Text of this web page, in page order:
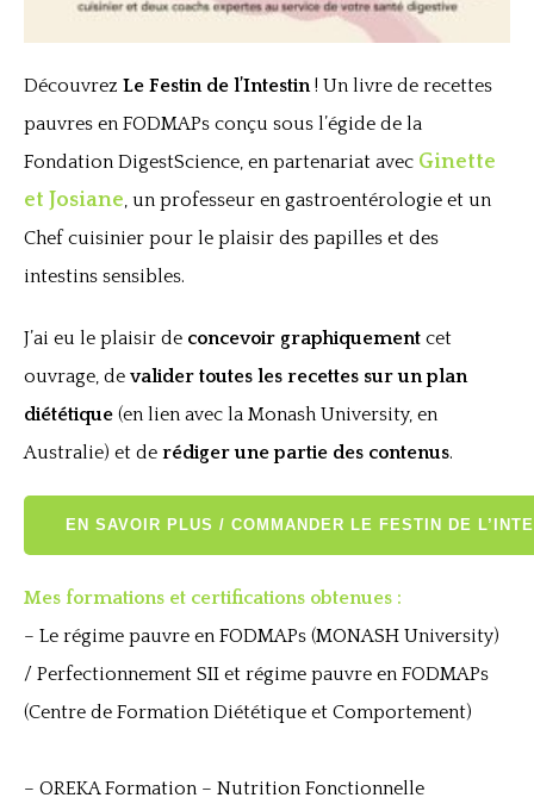
Découvrez Le Festin de l’Intestin! Un livre de recettes
pauvres en FODMAPs conçu sous l’égide de la
Fondation DigestScience, en partenariat avec Ginette
et Josiane, un professeur en gastroentérologie et un
Chef cuisinier pour le plaisir des papilles et des
intestins sensibles.
J’ai eu le plaisir de concevoir graphiquement cet
ouvrage, de valider toutes les recettes sur un plan
diététique (en lien avec la Monash University, en
Australie) et de rédiger une partie des contenus.
EN SAVOIR PLUS / COMMANDER LE FESTIN DE
Mes formations et certifications obtenues :
– Le régime pauvre en FODMAPs (MONASH University)
/ Perfectionnement SII et régime pauvre en FODMAPs
(Centre de Formation Diététique et Comportement)
– OREKA Formation – Nutrition Fonctionnelle